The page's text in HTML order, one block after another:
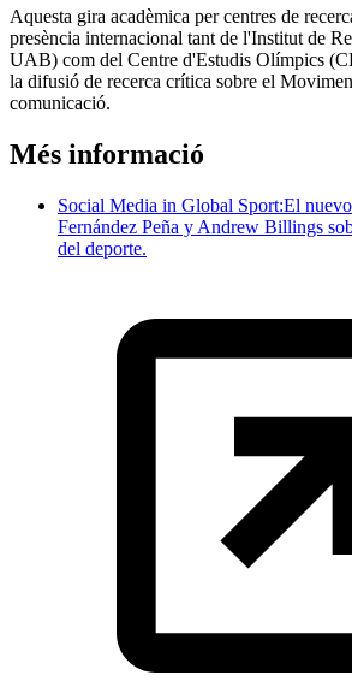
Aquesta gira acadèmica per centres de
presència internacional tant de l'Institut de
UAB) com del Centre d'Estudis Olímpics
la difusió de recerca crítica sobre el
comunicació.
Més informació
Social Media in Global Sport:El
Fernández Peña y Andrew Billings
del deporte.